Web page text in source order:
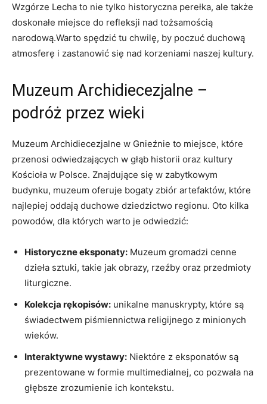
Wzgórze‌ Lecha to nie⁤ tylko historyczna perełka, ale także
doskonałe‍ miejsce do ‍refleksji nad tożsamością⁢
narodową.Warto spędzić tu chwilę, by poczuć duchową‍
atmosferę i zastanowić‍ się nad‍ korzeniami naszej ⁢kultury.
Muzeum Archidiecezjalne⁣ –
podróż przez wieki
Muzeum Archidiecezjalne⁢ w Gnieźnie to miejsce, które
przenosi odwiedzających w głąb historii oraz kultury⁣
Kościoła ‍w ‌Polsce. ⁣Znajdujące się w zabytkowym ​
budynku, muzeum oferuje⁢ bogaty zbiór artefaktów, które
najlepiej oddają duchowe dziedzictwo ⁣regionu. ​Oto​ kilka
powodów, ‍dla których ⁤warto je odwiedzić:
Historyczne eksponaty: Muzeum gromadzi cenne
dzieła sztuki,‍ takie ⁤jak obrazy, ⁤rzeźby ⁢oraz⁤ przedmioty​
liturgiczne.
Kolekcja ⁢rękopisów: unikalne manuskrypty, które są⁤
świadectwem​ piśmiennictwa religijnego z minionych​
wieków.
Interaktywne wystawy: Niektóre z ‌eksponatów są
prezentowane w formie multimedialnej, co pozwala⁣ na
⁣głębsze zrozumienie ich kontekstu.